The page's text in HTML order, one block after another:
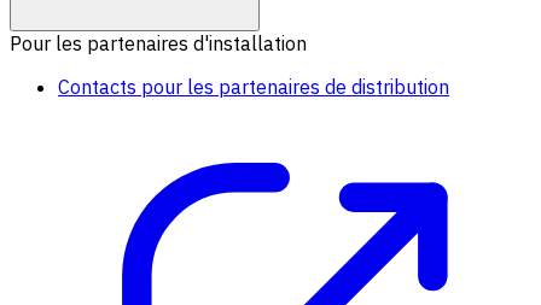
Pour les partenaires d'installation
Contacts pour les partenaires de distribution